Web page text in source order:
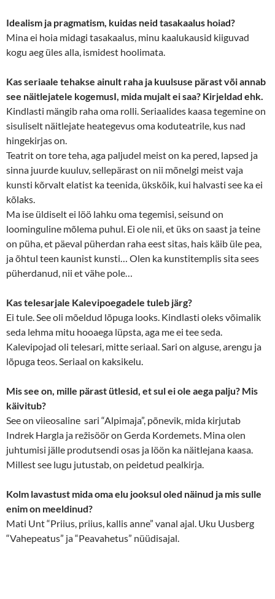
Idealism ja pragmatism, kuidas neid tasakaalus hoiad?
Mina ei hoia midagi tasakaalus, minu kaalukausid kiiguvad
kogu aeg üles alla, ismidest hoolimata.
Kas seriaale tehakse ainult raha ja kuulsuse pärast või annab
see näitlejatele kogemusI, mida mujalt ei saa? Kirjeldad ehk.
Kindlasti mängib raha oma rolli. Seriaalides kaasa tegemine on
sisuliselt näitlejate heategevus oma koduteatrile, kus nad
hingekirjas on.
Teatrit on tore teha, aga paljudel meist on ka pered, lapsed ja
sinna juurde kuuluv, sellepärast on nii mõnelgi meist vaja
kunsti kõrvalt elatist ka teenida, ükskõik, kui halvasti see ka ei
kõlaks.
Ma ise üldiselt ei löö lahku oma tegemisi, seisund on
loominguline mõlema puhul. Ei ole nii, et üks on saast ja teine
on püha, et päeval püherdan raha eest sitas, hais käib üle pea,
ja õhtul teen kaunist kunsti… Olen ka kunstitemplis sita sees
püherdanud, nii et vähe pole…
Kas telesarjale Kalevipoegadele tuleb järg?
Ei tule. See oli mõeldud lõpuga looks. Kindlasti oleks võimalik
seda lehma mitu hooaega lüpsta, aga me ei tee seda.
Kalevipojad oli telesari, mitte seriaal. Sari on alguse, arengu ja
lõpuga teos. Seriaal on kaksikelu.
Mis see on, mille pärast ütlesid, et sul ei ole aega palju? Mis
käivitub?
See on viieosaline sari “Alpimaja”, põnevik, mida kirjutab
Indrek Hargla ja režisöör on Gerda Kordemets. Mina olen
juhtumisi jälle produtsendi osas ja löön ka näitlejana kaasa.
Millest see lugu jutustab, on peidetud pealkirja.
Kolm lavastust mida oma elu jooksul oled näinud ja mis sulle
enim on meeldinud?
Mati Unt “Priius, priius, kallis anne” vanal ajal. Uku Uusberg
“Vahepeatus” ja “Peavahetus” nüüdisajal.